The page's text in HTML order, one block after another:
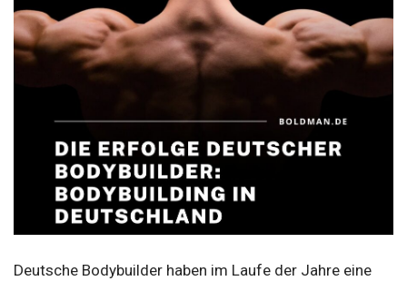
Deutsche Bodybuilder haben im Laufe der Jahre eine